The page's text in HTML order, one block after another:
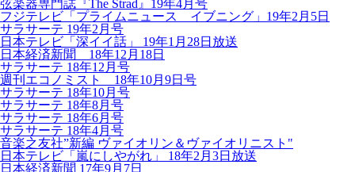
弦楽器専門誌『The Strad』19年4月号
フジテレビ「プライムニュース イブニング」19年2月5日
サラサーテ 19年2月号
日本テレビ「深イイ話」 19年1月28日放送
日本経済新聞 18年12月18日
サラサーテ 18年12月号
週刊エコノミスト 18年10月9日号
サラサーテ 18年10月号
サラサーテ 18年8月号
サラサーテ 18年6月号
サラサーテ 18年4月号
音楽之友社”新編 ヴァイオリン＆ヴァイオリニスト"
日本テレビ「嵐にしやがれ」 18年2月3日放送
日本経済新聞 17年9月7日